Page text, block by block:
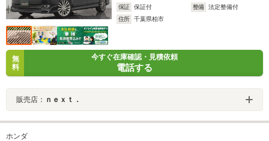
保証
保証付 整備
法定整備付
住所
千葉県柏市
無
料
今すぐ在庫確認・見積依頼
電話する
販売店： ｎｅｘｔ．
ホンダ